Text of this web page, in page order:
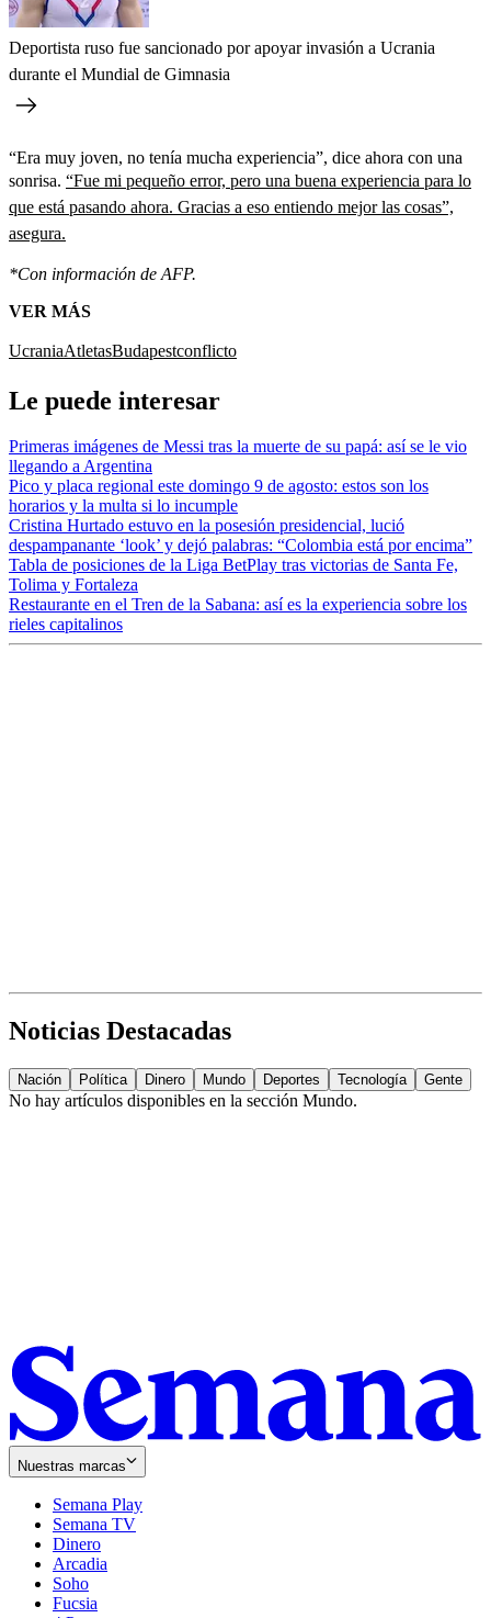
Deportista ruso fue sancionado por apoyar invasión a Ucrania
durante el Mundial de Gimnasia
“Era muy joven, no tenía mucha experiencia”, dice ahora con una
sonrisa. “Fue mi pequeño error, pero una buena experiencia para lo
que está pasando ahora. Gracias a eso entiendo mejor las cosas”,
asegura.
*Con información de AFP.
VER MÁS
UcraniaAtletasBudapestconflicto
Le puede interesar
Primeras imágenes de Messi tras la muerte de su papá: así se le vio
llegando a Argentina
Pico y placa regional este domingo 9 de agosto: estos son los
horarios y la multa si lo incumple
Cristina Hurtado estuvo en la posesión presidencial, lució
despampanante ‘look’ y dejó palabras: “Colombia está por encima”
Tabla de posiciones de la Liga BetPlay tras victorias de Santa Fe,
Tolima y Fortaleza
Restaurante en el Tren de la Sabana: así es la experiencia sobre los
rieles capitalinos
Noticias Destacadas
Nación Política Dinero Mundo Deportes Tecnología Gente
No hay artículos disponibles en la sección Mundo.
Nuestras marcas
Semana Play
Semana TV
Dinero
Arcadia
Soho
in
Fucsia